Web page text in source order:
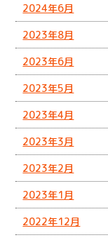
2024年6月
2023年8月
2023年6月
2023年5月
2023年4月
2023年3月
2023年2月
2023年1月
2022年12月